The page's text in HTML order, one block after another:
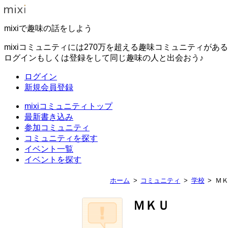
mixiで趣味の話をしよう
mixiコミュニティには270万を超える趣味コミュニティがある
ログインもしくは登録をして同じ趣味の人と出会おう♪
ログイン
新規会員登録
mixiコミュニティトップ
最新書き込み
参加コミュニティ
コミュニティを探す
イベント一覧
イベントを探す
ホーム コミュニティ 学校 Ｍ
ＭＫＵ